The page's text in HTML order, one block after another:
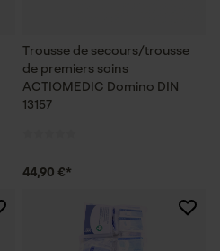
Trousse de secours/trousse
de premiers soins
ACTIOMEDIC Domino DIN
13157
44,90 €*